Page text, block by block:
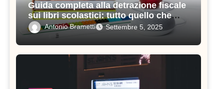
Guida completa alla detrazione fiscale
sui libri scolastici: tutto quello che
devi sapere
Antonio Brametti Settembre 5, 2025